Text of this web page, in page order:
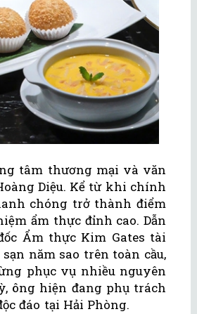
tâm thương mại và văn
Diệu. Kể từ khi chính
chóng trở thành điểm
ẩm thực đỉnh cao. Dẫn
Ẩm thực Kim Gates tài
năm sao trên toàn cầu,
phục vụ nhiều nguyên
ông hiện đang phụ trách
đáo tại Hải Phòng.